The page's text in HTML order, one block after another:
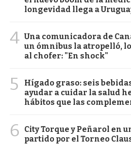
longevidad llega a
4 Una comunicadora de
un ómnibus la atropelló,
al chofer: "En shock"
5
Hígado graso: seis
ayudar a cuidar la salud
hábitos que las
6
City Torque y Peñarol en
partido por el Torneo